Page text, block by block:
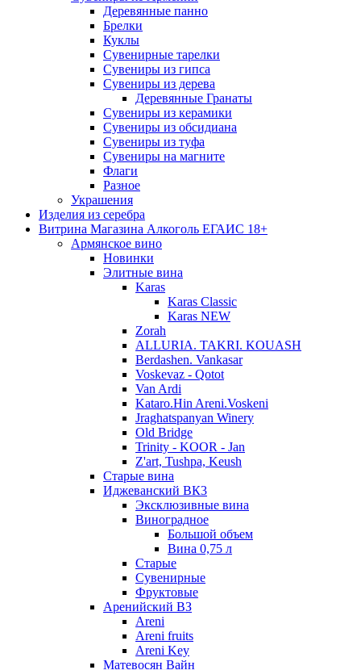
Деревянные панно
Брелки
Куклы
Сувенирные тарелки
Сувениры из гипса
Сувениры из дерева
Деревянные Гранаты
Сувениры из керамики
Сувениры из обсидиана
Сувениры из туфа
Сувениры на магните
Флаги
Разное
Украшения
Изделия из серебра
Витрина Магазина Алкоголь ЕГАИС 18+
Армянское вино
Новинки
Элитные вина
Karas
Karas Classic
Karas NEW
Zorah
ALLURIA. TAKRI. KOUASH
Berdashen. Vankasar
Voskevaz - Qotot
Van Ardi
Kataro.Hin Areni.Voskeni
Jraghatspanyan Winery
Old Bridge
Trinity - KOOR - Jan
Z'art, Tushpa, Keush
Старые вина
Иджеванский ВК3
Эксклюзивные вина
Виноградное
Большой объем
Вина 0,75 л
Старые
Сувенирные
Фруктовые
Аренийский ВЗ
Areni
Areni fruits
Areni Key
Матевосян Вайн